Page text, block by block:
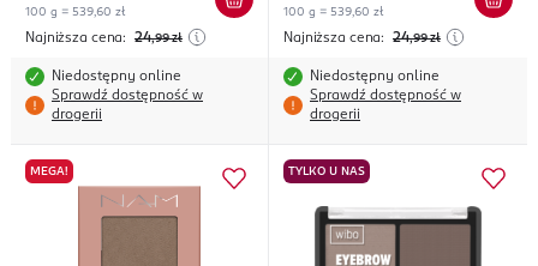
100 g = 539,60 zł
Najniższa cena: 24,99 zł
Niedostępny online
Sprawdź dostępność w
drogerii
100 g = 539,60 zł
Najniższa cena: 24,99 zł
Niedostępny online
Sprawdź dostępność w
drogerii
MEGA! TYLKO U NAS